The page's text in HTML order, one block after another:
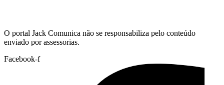
O portal Jack Comunica não se responsabiliza pelo conteúdo
enviado por assessorias.
Facebook-f